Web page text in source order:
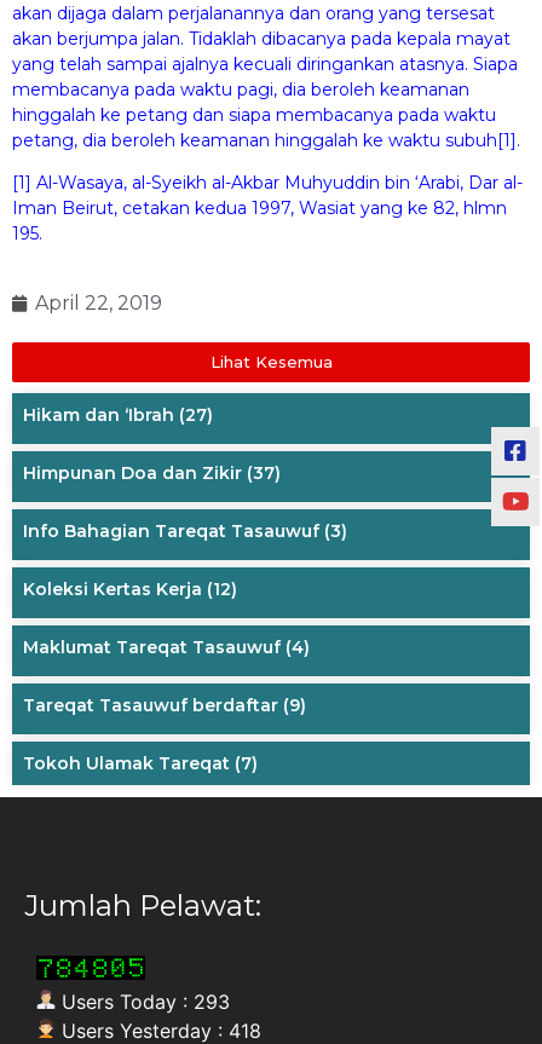
akan dijaga dalam perjalanannya dan orang yang tersesat
akan berjumpa jalan. Tidaklah dibacanya pada kepala mayat
yang telah sampai ajalnya kecuali diringankan atasnya. Siapa
membacanya pada waktu pagi, dia beroleh keamanan
hinggalah ke petang dan siapa membacanya pada waktu
petang, dia beroleh keamanan hinggalah ke waktu subuh[1].
[1] Al-Wasaya, al-Syeikh al-Akbar Muhyuddin bin ‘Arabi, Dar al-
Iman Beirut, cetakan kedua 1997, Wasiat yang ke 82, hlmn
195.
April 22, 2019
Lihat Kesemua
Hikam dan ‘Ibrah (27)
Himpunan Doa dan Zikir (37)
Info Bahagian Tareqat Tasauwuf(3)
Koleksi Kertas Kerja (12)
Maklumat Tareqat Tasauwuf(4)
Tareqat Tasauwuf berdaftar (9)
Tokoh Ulamak Tareqat (7)
Jumlah Pelawat:
Users Today : 293
Users Yesterday : 418